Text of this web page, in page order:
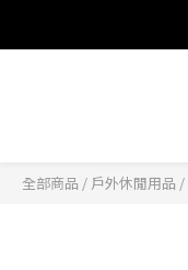
全部商品 / 戶外休閒用品 /